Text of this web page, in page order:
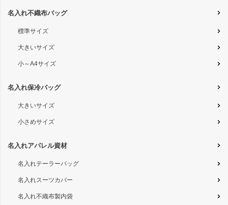
名入れ不織布バッグ
標準サイズ
大きいサイズ
小～A4サイズ
名入れ保冷バッグ
大きいサイズ
小さめサイズ
名入れアパレル資材
名入れテーラーバッグ
名入れスーツカバー
名入れ不織布製内袋